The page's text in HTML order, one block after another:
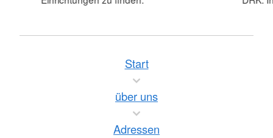
Start
über uns
Adressen